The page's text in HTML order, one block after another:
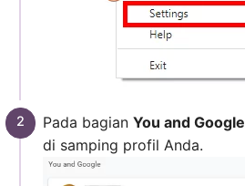
Pada bagian You and Google
di samping profil Anda.